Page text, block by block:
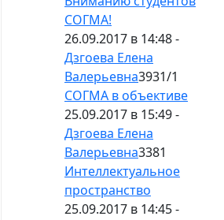
СОГМА!
26.09.2017 в 14:48 -
Дзгоева Елена
Валерьевна3931/1
СОГМА в объективе
25.09.2017 в 15:49 -
Дзгоева Елена
Валерьевна3381
Интеллектуальное
пространство
25.09.2017 в 14:45 -